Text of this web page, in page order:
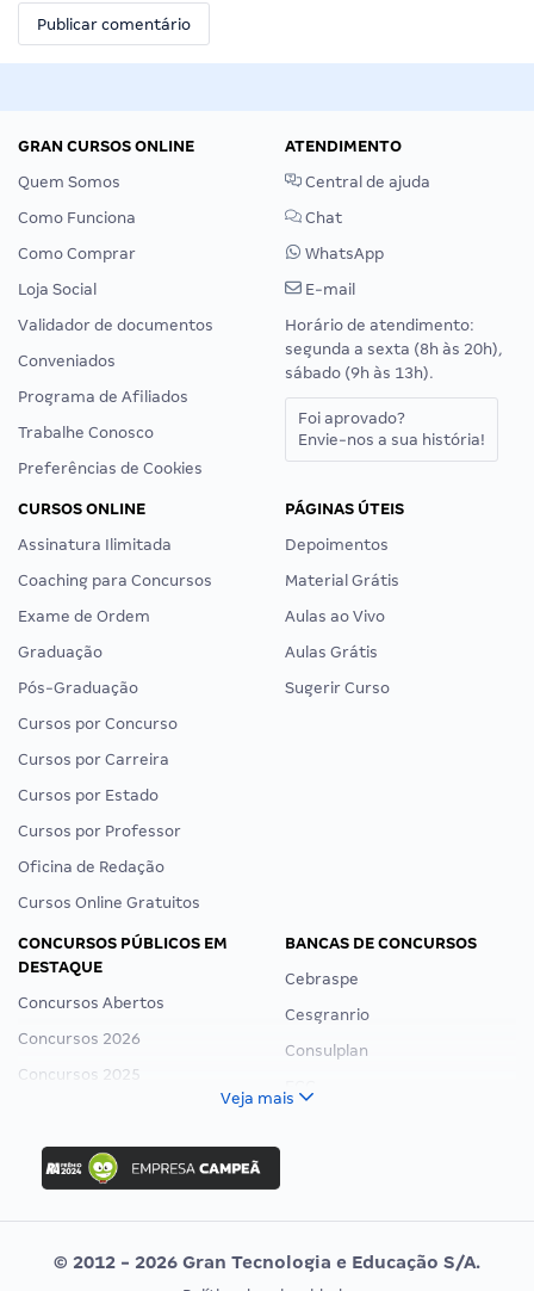
GRAN CURSOS ONLINE
Quem Somos
Como Funciona
Como Comprar
Loja Social
Validador de documentos
Conveniados
Programa de Afiliados
Trabalhe Conosco
Preferências de Cookies
ATENDIMENTO
Central de ajuda
Chat
WhatsApp
E-mail
Horário de atendimento:
segunda a sexta (8h às 20h),
sábado (9h às 13h).
Foi aprovado?
Envie-nos a sua história!
CURSOS ONLINE
Assinatura Ilimitada
Coaching para Concursos
Exame de Ordem
Graduação
Pós-Graduação
Cursos por Concurso
Cursos por Carreira
Cursos por Estado
Cursos por Professor
Oficina de Redação
Cursos Online Gratuitos
PÁGINAS ÚTEIS
Depoimentos
Material Grátis
Aulas ao Vivo
Aulas Grátis
Sugerir Curso
CONCURSOS PÚBLICOS EM
DESTAQUE
Concursos Abertos
Concursos 2026
Concursos 2025
Concurso Nacional Unificado
Concurso Ibama
Concurso MPU
Editais publicados
BANCAS DE CONCURSOS
Cebraspe
Cesgranrio
Consulplan
Vunesp
Veja mais
© 2012 - 2026 Gran Tecnologia e Educação S/A.